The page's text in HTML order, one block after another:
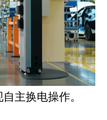
主换电操作。